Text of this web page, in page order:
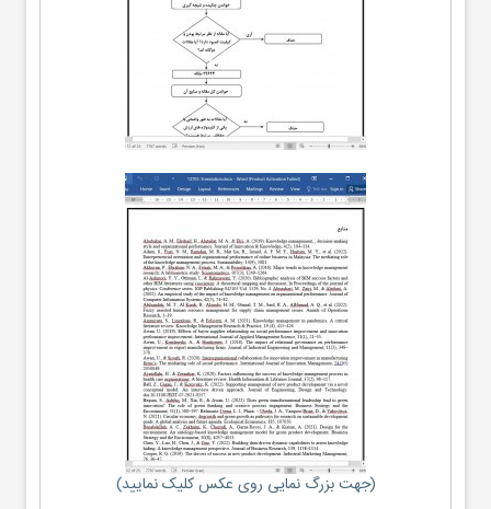
(جهت بزرگ نمایی روی عکس کلیک نمایید)